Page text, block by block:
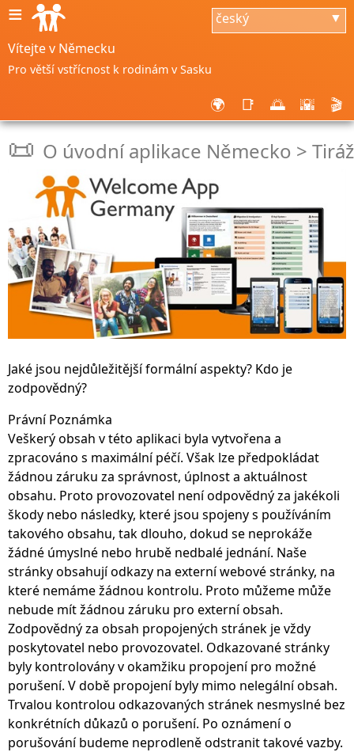
≡ český ▼
Vítejte v Německu
Pro větší vstřícnost k rodinám v Sasku
🌍 📑 🌅 🌇 🎬
📜 O úvodní aplikace Německo > Tiráž
Jaké jsou nejdůležitější formální aspekty? Kdo je
zodpovědný?
Právní Poznámka
Veškerý obsah v této aplikaci byla vytvořena a
zpracováno s maximální péčí. Však lze předpokládat
žádnou záruku za správnost, úplnost a aktuálnost
obsahu. Proto provozovatel není odpovědný za jakékoli
škody nebo následky, které jsou spojeny s používáním
takového obsahu, tak dlouho, dokud se neprokáže
žádné úmyslné nebo hrubě nedbalé jednání. Naše
stránky obsahují odkazy na externí webové stránky, na
které nemáme žádnou kontrolu. Proto můžeme může
nebude mít žádnou záruku pro externí obsah.
Zodpovědný za obsah propojených stránek je vždy
poskytovatel nebo provozovatel. Odkazované stránky
byly kontrolovány v okamžiku propojení pro možné
porušení. V době propojení byly mimo nelegální obsah.
Trvalou kontrolou odkazovaných stránek nesmyslné bez
konkrétních důkazů o porušení. Po oznámení o
porušování budeme neprodleně odstranit takové vazby.